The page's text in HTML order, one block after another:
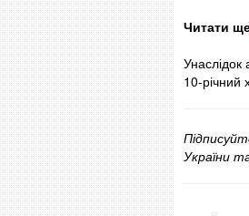
Читати
Унаслідок
10-річний
України